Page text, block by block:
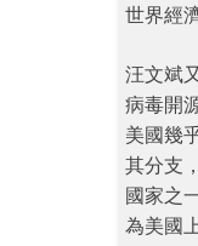
世界經
汪文斌
病毒開
美國幾
其分支
國家之
為美國